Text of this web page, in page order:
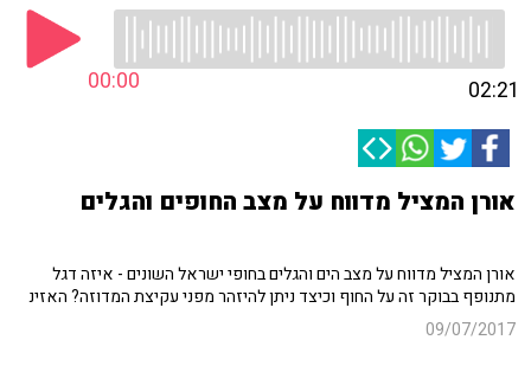
00:00 02:21
אורן המציל מדווח על מצב החופים והגלים
אורן המציל מדווח על מצב הים והגלים בחופי ישראל השונים - איזה דגל
מתנופף בבוקר זה על החוף וכיצד ניתן להיזהר מפני עקיצת המדוזה? האזינ
09/07/2017